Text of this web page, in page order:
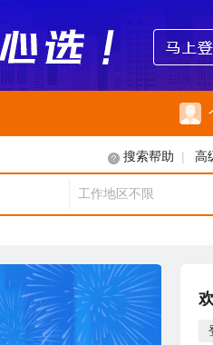
搜索帮助 | 高
工作地区不限